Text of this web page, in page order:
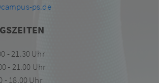
ps.de
- 21.30 Uhr
- 21.00 Uhr
- 18.00 Uhr